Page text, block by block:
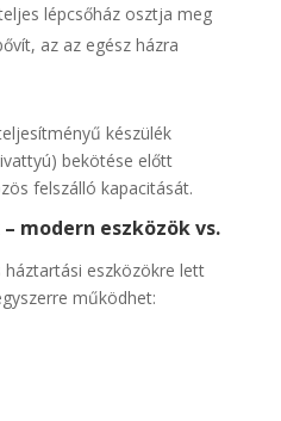
lépcsőház osztja meg
az az egész házra
készülék
bekötése előtt
felszálló kapacitását.
modern eszközök vs.
eszközökre lett
működhet: